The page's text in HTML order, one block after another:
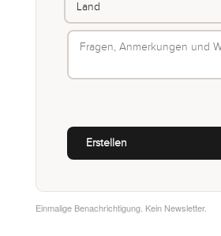
Einmalige Benachrichtigung. Kein Newsletter.